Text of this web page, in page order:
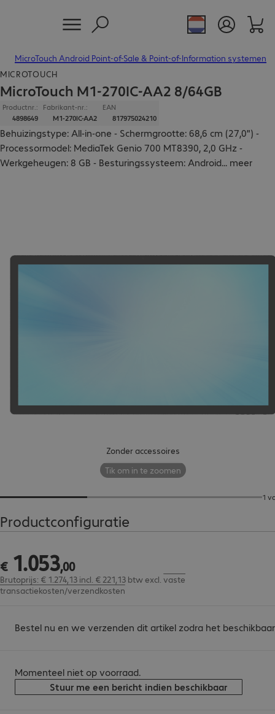
MicroTouch Android Point-of-Sale & Point-of-Information systemen
Zonder accessoires
Tik om in te zoomen
1
MICROTOUCH
MicroTouch M1-270IC-AA2 8/64GB
Productnr.:
4898649
Fabrikant-nr.:
M1-270IC-AA2
EAN
817975024210
Behuizingstype: All-in-one - Schermgrootte: 68,6 cm (27,0") -
Processormodel: MediaTek Genio 700 MT8390, 2,0 GHz -
Werkgeheugen: 8 GB - Besturingssysteem: Android... meer
Productconfiguratie
€ 1.053,00
€ 1.053,00
Brutoprijs: € 1.274,13 incl. € 221,13 btw excl. vaste
transactiekosten/verzendkosten
Bestel nu en we verzenden dit artikel zodra het
Momenteel niet op voorraad.
Stuur me een bericht indien beschikbaar